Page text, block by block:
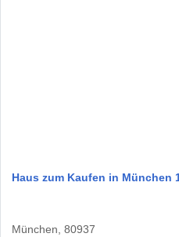
Haus zum Kaufen in München
München, 80937